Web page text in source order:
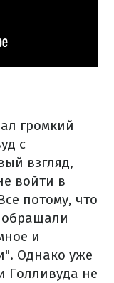
громкий
с
взгляд,
войти в
потому, что
обращали
и
Однако уже
Голливуда не